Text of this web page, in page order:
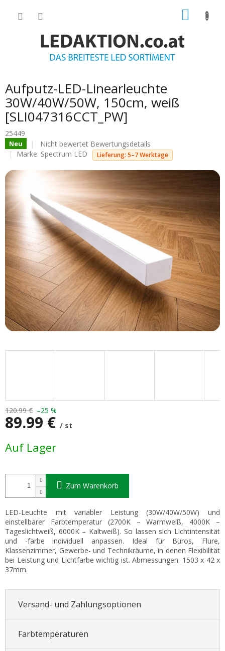
Aufputz-LED-Linearleuchte
30W/40W/50W, 150cm, weiß
[SLI047316CCT_PW]
25449
Neu
Die
durchschnittliche
Produktbewertung
ist
5
Sternen.
Nicht bewertet Bewertungsdetails
Marke: Spectrum LED Lieferung: 5–7 Werktage
120.99 € –25 %
89.99 € / st
Auf Lager
Zum Warenkorb
LED-Leuchte mit variabler Leistung (30W/40W/50W) und
einstellbarer Farbtemperatur (2700K – Warmweiß, 4000K –
Tageslichtweiß, 6000K – Kaltweiß). So lassen sich Lichtintensität
und -farbe individuell anpassen. Ideal für Büros, Flure,
Klassenzimmer, Gewerbe- und Technikräume, in denen Flexibilität
bei Leistung und Lichtfarbe wichtig ist. Abmessungen: 1503 x 42 x
37mm.
Versand- und Zahlungsoptionen
Farbtemperaturen